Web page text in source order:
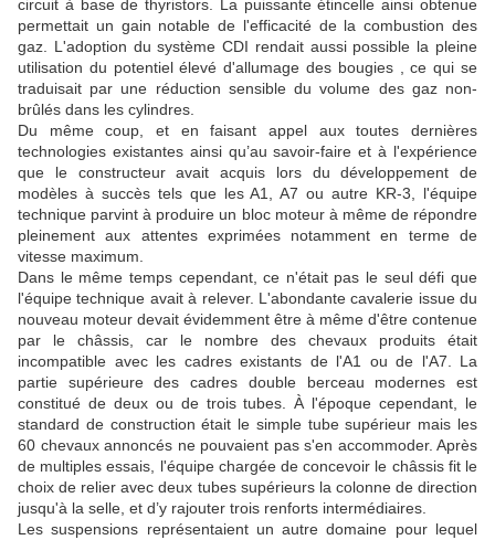
circuit à base de thyristors. La puissante étincelle ainsi obtenue
permettait un gain notable de l'efficacité de la combustion des
gaz. L'adoption du système CDI rendait aussi possible la pleine
utilisation du potentiel élevé d'allumage des bougies , ce qui se
traduisait par une réduction sensible du volume des gaz non-
brûlés dans les cylindres.
Du même coup, et en faisant appel aux toutes dernières
technologies existantes ainsi qu’au savoir-faire et à l'expérience
que le constructeur avait acquis lors du développement de
modèles à succès tels que les A1, A7 ou autre KR-3, l'équipe
technique parvint à produire un bloc moteur à même de répondre
pleinement aux attentes exprimées notamment en terme de
vitesse maximum.
Dans le même temps cependant, ce n'était pas le seul défi que
l'équipe technique avait à relever. L'abondante cavalerie issue du
nouveau moteur devait évidemment être à même d'être contenue
par le châssis, car le nombre des chevaux produits était
incompatible avec les cadres existants de l'A1 ou de l'A7. La
partie supérieure des cadres double berceau modernes est
constitué de deux ou de trois tubes. À l'époque cependant, le
standard de construction était le simple tube supérieur mais les
60 chevaux annoncés ne pouvaient pas s'en accommoder. Après
de multiples essais, l'équipe chargée de concevoir le châssis fit le
choix de relier avec deux tubes supérieurs la colonne de direction
jusqu'à la selle, et d’y rajouter trois renforts intermédiaires.
Les suspensions représentaient un autre domaine pour lequel